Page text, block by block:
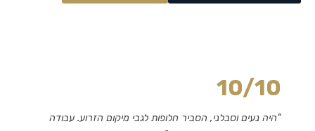
10/10
“היה נעים וסבלני, הסביר חלופות לגבי מיקום הזרוע. עבודה